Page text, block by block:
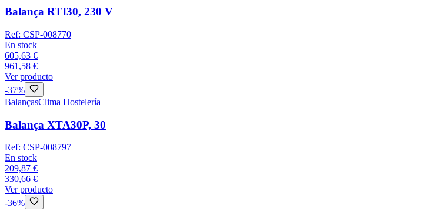
Balança RTI30, 230 V
Ref: CSP-008770
En stock
605,63 €
961,58 €
Ver producto
-37%
BalançasClima Hostelería
Balança XTA30P, 30
Ref: CSP-008797
En stock
209,87 €
330,66 €
Ver producto
-36%